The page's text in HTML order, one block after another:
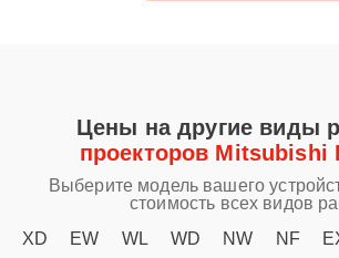
Цены на другие виды
проекторов Mitsubishi
Выберите модель вашего
стоимость всех видов
XD
EW WL WD NW NF